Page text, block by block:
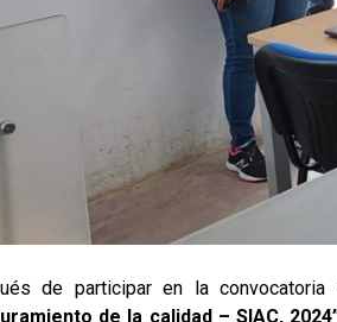
de participar en la
de la calidad – SIAC,